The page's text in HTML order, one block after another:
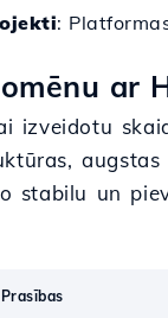
:
ar
izveidotu
stabilu un
Prasības